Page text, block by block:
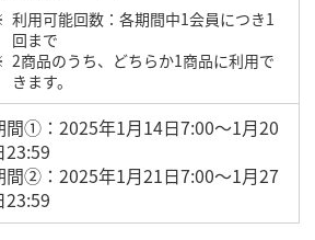
利用可能回数：各期間中1会員につき1
回まで
2商品のうち、どちらか1商品に利用で
きます。
間①：2025年1月14日7:00～1月20
23:59
間②：2025年1月21日7:00～1月27
23:59